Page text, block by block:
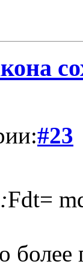
#23
Fdt=
более